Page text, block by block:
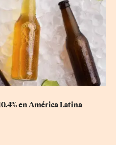
en América Latina